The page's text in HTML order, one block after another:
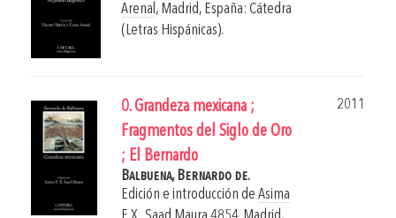
Arenal , Madrid, España: Cátedra
(Letras Hispánicas).
0. Grandeza mexicana ;
Fragmentos del Siglo de Oro
; El Bernardo
2011
Balbuena, Bernardo de.
Edición e introducción de Asima